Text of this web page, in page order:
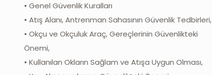
• Genel Güvenlik Kuralları
• Atış Alanı, Antrenman Sahasının Güvenlik Tedbirleri,
• Okçu ve Okçuluk Araç, Gereçlerinin Güvenlikteki
Önemi,
• Kullanılan Okların Sağlam ve Atışa Uygun Olması,